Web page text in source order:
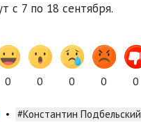
с 7 по 18 сентября.
0 0 0 0 0
• #Константин Подбельский